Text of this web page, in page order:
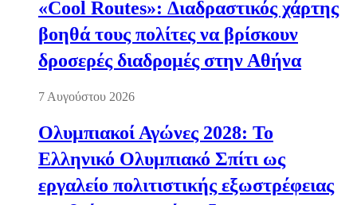
«Cool Routes»: Διαδραστικός χάρτης
βοηθά τους πολίτες να βρίσκουν
δροσερές διαδρομές στην Αθήνα
7 Αυγούστου 2026
Ολυμπιακοί Αγώνες 2028: Το
Ελληνικό Ολυμπιακό Σπίτι ως
εργαλείο πολιτιστικής εξωστρέφειας